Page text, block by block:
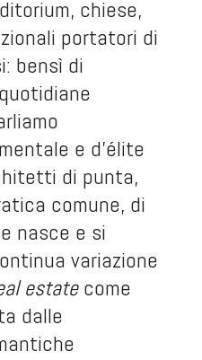
chiese,
portatori di
bensì di
e d’élite
di punta,
comune, di
nasce e si
variazione
estatecome
dalle